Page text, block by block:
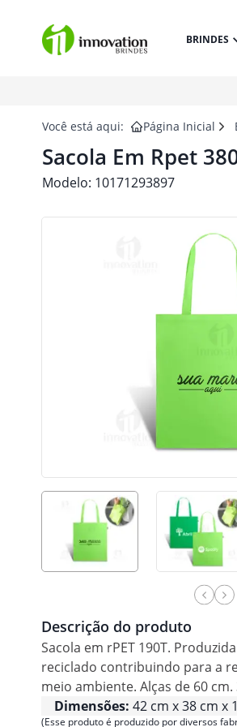
BRINDES
Você está aqui: Página Inicial
Sacola Em Rpet
Modelo: 10171293897
Descrição do produto
Sacola em rPET 190T.
reciclado contribuindo para a
meio ambiente. Alças de 60 cm.
Dimensões: 42 cm x 38 cm x
(Esse produto é produzido por diversos